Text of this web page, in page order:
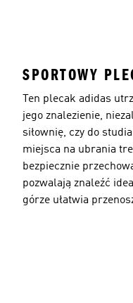
SPORTOWY
Ten plecak adidas
jego znalezienie,
siłownię, czy do
miejsca na ubrania
bezpiecznie
pozwalają znaleźć
górze ułatwia